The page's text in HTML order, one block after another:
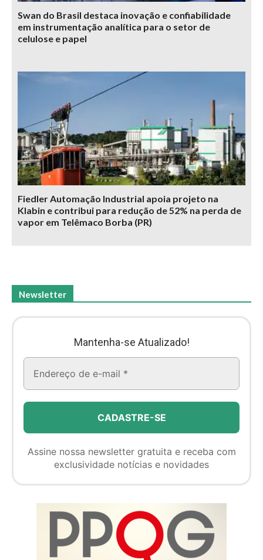
Swan do Brasil destaca inovação e confiabilidade
em instrumentação analítica para o setor de
celulose e papel
Fiedler Automação Industrial apoia projeto na
Klabin e contribui para redução de 52% na perda de
vapor em Telêmaco Borba (PR)
Newsletter
Mantenha-se Atualizado!
Assine nossa newsletter gratuita e receba com
exclusividade notícias e novidades